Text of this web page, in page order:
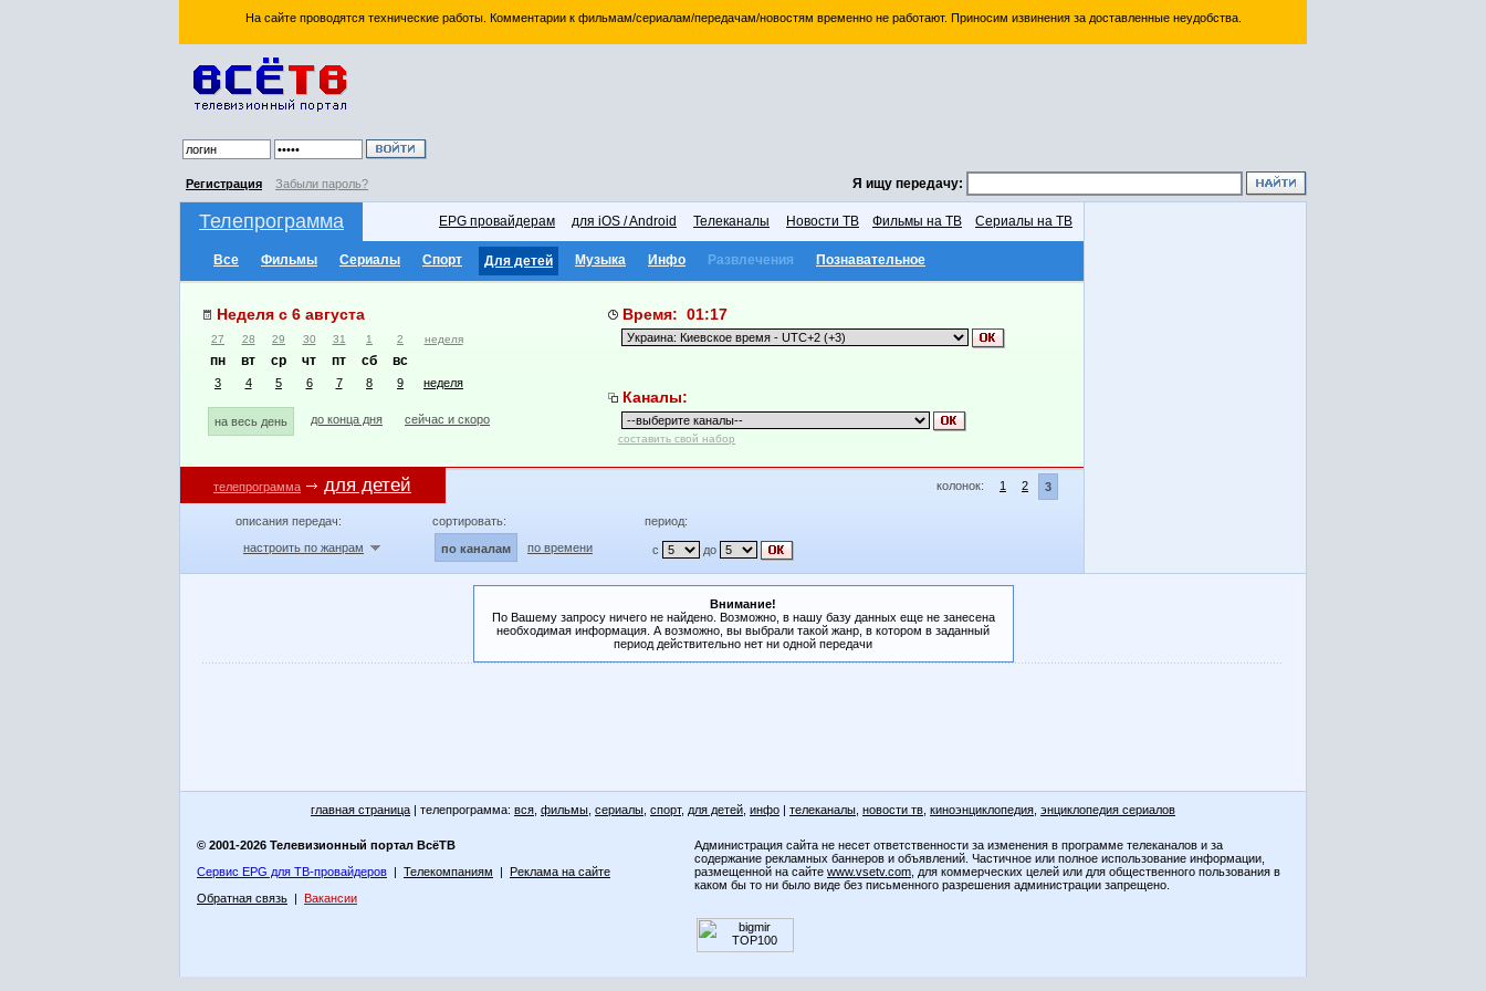
На сайте проводятся технические работы. Комментарии к фильмам/сериалам/передачам/новостям временно не работают. Приносим извинения за доставленные неудобства.
Регистрация Забыли пароль? Я ищу передачу:
Телепрограмма EPG провайдерам для iOS / Android Телеканалы Новости ТВ Фильмы на ТВ Сериалы на ТВ
Все Фильмы Сериалы Спорт Для детей Музыка Инфо Развлечения Познавательное
Неделя с 6 августа
27 28 29 30 31 1 2 неделя
пн вт ср чт пт сб вс
3 4 5 6 7 8 9 неделя
на весь день до конца дня сейчас и скоро
Время: 01:17
Каналы:
составить свой набор
телепрограмма для детей колонок: 1 2 3
описания передач:
настроить по жанрам
сортировать:
по каналам по времени
период:
с до
Внимание!
По Вашему запросу ничего не найдено. Возможно, в нашу базу данных еще не занесена
необходимая информация. А возможно, вы выбрали такой жанр, в котором в заданный
период действительно нет ни одной передачи
главная страница | телепрограмма: вся фильмы сериалы спорт, для детей инфо | телеканалы новости тв киноэнциклопедия энциклопедия сериалов
© 2001-2026 Телевизионный портал ВсёТВ
Сервис EPG для ТВ-провайдеров | Телекомпаниям | Реклама на сайте
Обратная связь | Вакансии
Администрация сайта не несет ответственности за изменения в программе телеканалов и за
содержание рекламных баннеров и объявлений. Частичное или полное использование информации,
размещенной на сайте www.vsetv.com , для коммерческих целей или для общественного пользования в
каком бы то ни было виде без письменного разрешения администрации запрещено.